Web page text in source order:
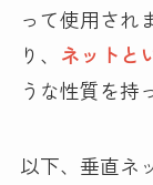
って使用され
り、 ネットと
うな性質を持
以下、垂直ネ